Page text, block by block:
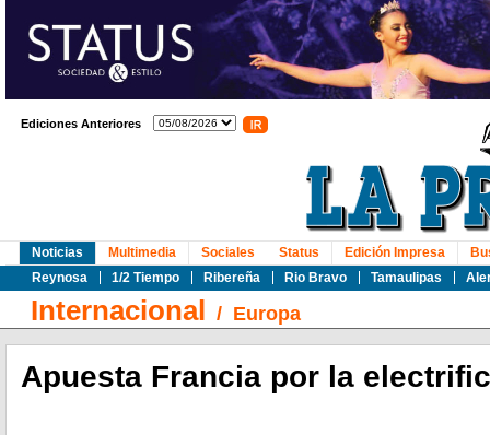
Ediciones Anteriores
Noticias
Reynosa
1/2 Tiempo Ribereña Rio Bravo Tamaulipas
Multimedia Sociales Status Edición Impresa
Internacional / Europa
Apuesta Francia por la